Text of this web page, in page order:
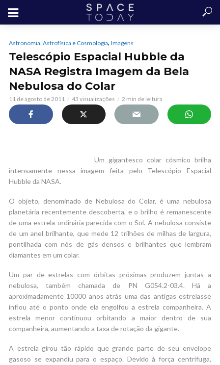
Astronomia, Astrofísica e Cosmologia, Imagens
Telescópio Espacial Hubble da
NASA Registra Imagem da Bela
Nebulosa do Colar
11 de agosto de 2011 43 visualizações 2 min de leitura
Um gigantesco colar cósmico brilha
intensamente nessa imagem feita pelo Telescópio Espacial
Hubble da NASA.
O objeto, denominado de Nebulosa do Colar, é uma nebulosa
planetária recentemente descoberta, e o brilho é remanescente
de uma estrela ordinária parecida com o Sol. A nebulosa consiste
de um anel brilhante, que mede 12 trilhões de milhas de largura,
pontilhada com nós de gás densos e brilhantes que lembram
diamantes em um colar.
Um par de estrelas com órbitas próximas produzem juntas a
nebulosa, também chamada de PN G054.2-03.4. Há a
aproximadamente 10000 anos atrás uma das antigas estrelasse
inflou até o ponto onde ela engolfou a estrela companheira. A
estrela menor continuou orbitando a maior dentro de sua
companheira, aumentando a taxa de rotação da gigante.
A estrela girou tão rápido que grande parte de seu envelope
gasoso se expandiu para o espaço. Devido à força centrífuga,